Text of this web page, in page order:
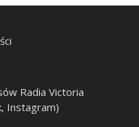
Radia Victoria
Instagram)